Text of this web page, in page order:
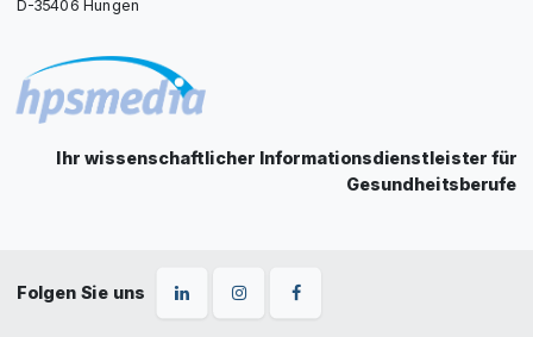
D-35406 Hungen
Ihr wissenschaftlicher Informationsdienstleister für
Gesundheitsberufe
Folgen Sie uns